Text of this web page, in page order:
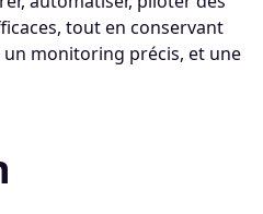
tout en conservant
monitoring précis, et une